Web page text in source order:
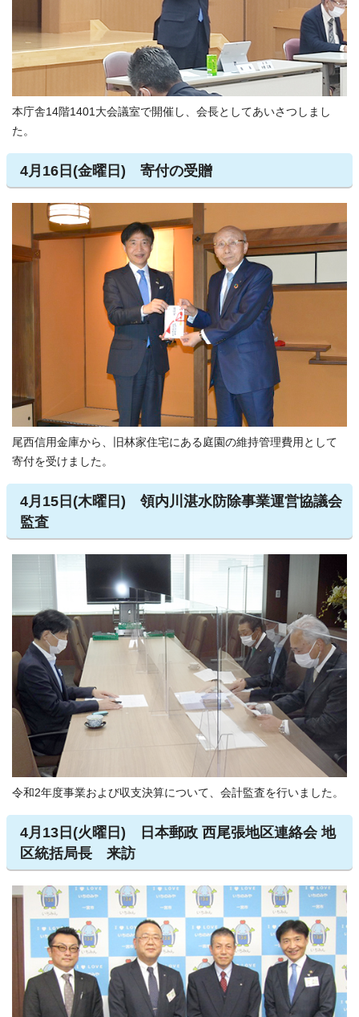
本庁舎14階1401大会議室で開催し、会長としてあいさつしまし
た。
4月16日(金曜日) 寄付の受贈
尾西信用金庫から、旧林家住宅にある庭園の維持管理費用として
寄付を受けました。
4月15日(木曜日) 領内川湛水防除事業運営協議会
監査
令和2年度事業および収支決算について、会計監査を行いました。
4月13日(火曜日) 日本郵政 西尾張地区連絡会 地
区統括局長 来訪